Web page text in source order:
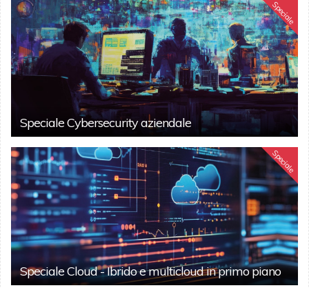
Speciale
Speciale Cybersecurity aziendale
Speciale
Speciale Cloud - Ibrido e multicloud in primo piano